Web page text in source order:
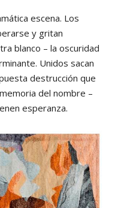
escena. Los
y gritan
blanco – la oscuridad
Unidos sacan
destrucción que
del nombre –
esperanza.